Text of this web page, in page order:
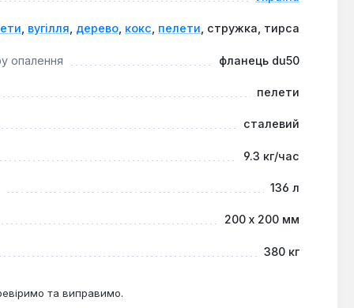
вугілля дерево кокс пелети , стружка, тирса
опалення фланець du50
пелети
сталевий
9.3 кг/час
136 л
200 х 200 мм
380 кг
та виправимо.